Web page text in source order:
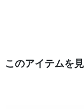
このアイテムを